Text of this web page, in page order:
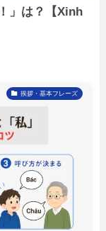
」は？【Xinh
挨拶・基本フレーズ